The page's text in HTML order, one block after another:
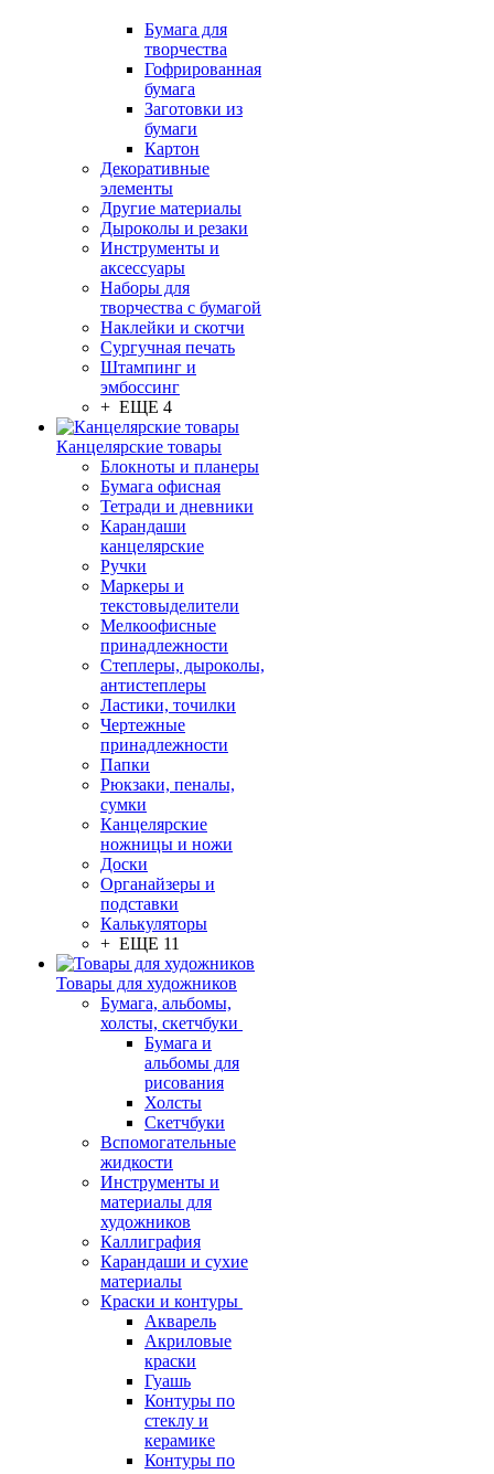
Бумага для
творчества
Гофрированная
бумага
Заготовки из
бумаги
Картон
Декоративные
элементы
Другие материалы
Дыроколы и резаки
Инструменты и
аксессуары
Наборы для
творчества с бумагой
Наклейки и скотчи
Сургучная печать
Штампинг и
эмбоссинг
+ ЕЩЕ 4
Канцелярские товары
Блокноты и планеры
Бумага офисная
Тетради и дневники
Карандаши
канцелярские
Ручки
Маркеры и
текстовыделители
Мелкоофисные
принадлежности
Степлеры, дыроколы,
антистеплеры
Ластики, точилки
Чертежные
принадлежности
Папки
Рюкзаки, пеналы,
сумки
Канцелярские
ножницы и ножи
Доски
Органайзеры и
подставки
Калькуляторы
+ ЕЩЕ 11
Товары для художников
Бумага, альбомы,
холсты, скетчбуки
Бумага и
альбомы для
рисования
Холсты
Скетчбуки
Вспомогательные
жидкости
Инструменты и
материалы для
художников
Каллиграфия
Карандаши и сухие
материалы
Краски и контуры
Акварель
Акриловые
краски
Гуашь
Контуры по
стеклу и
керамике
Контуры по